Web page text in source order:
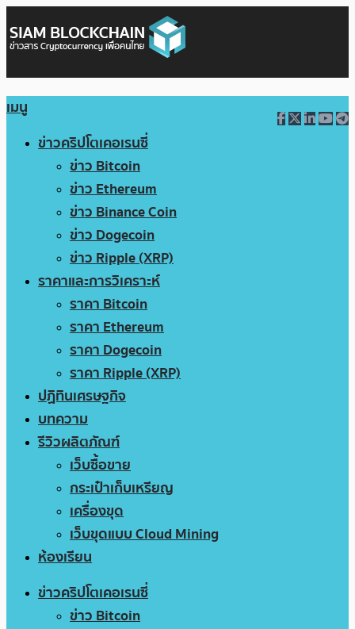
เมนู
ข่าวคริปโตเคอเรนซี่
ข่าว Bitcoin
ข่าว Ethereum
ข่าว Binance Coin
ข่าว Dogecoin
ข่าว Ripple (XRP)
ราคาและการวิเคราะห์
ราคา Bitcoin
ราคา Ethereum
ราคา Dogecoin
ราคา Ripple (XRP)
ปฏิทินเศรษฐกิจ
บทความ
รีวิวผลิตภัณฑ์
เว็บซื้อขาย
กระเป๋าเก็บเหรียญ
เครื่องขุด
เว็บขุดแบบ Cloud Mining
ห้องเรียน
ข่าวคริปโตเคอเรนซี่
ข่าว Bitcoin